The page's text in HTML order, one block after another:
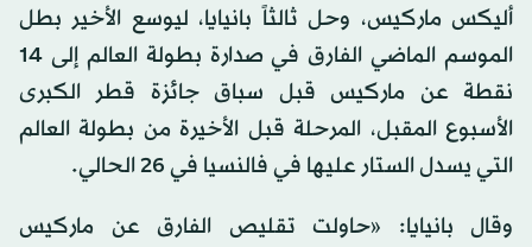
أليكس ماركيس، وحل ثالثاً بانيايا، ليوسع الأخير بطل
الموسم الماضي الفارق في صدارة بطولة العالم إلى 14
نقطة عن ماركيس قبل سباق جائزة قطر الكبرى
الأسبوع المقبل، المرحلة قبل الأخيرة من بطولة العالم
التي يسدل الستار عليها في فالنسيا في 26 الحالي.
وقال بانيايا: «حاولت تقليص الفارق عن ماركيس